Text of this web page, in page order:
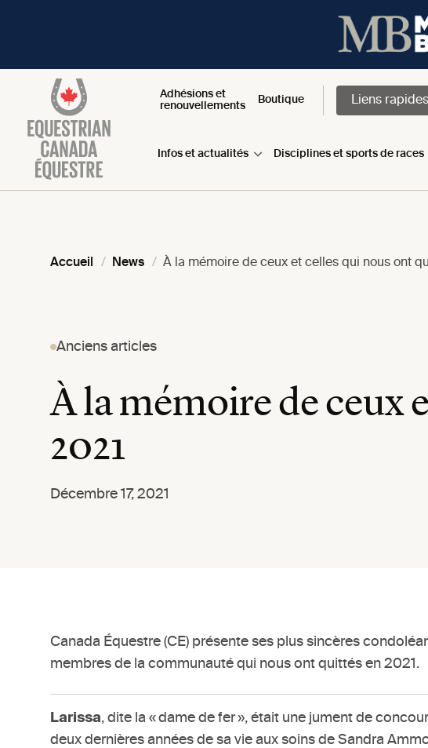
Adhésions et
renouvellements
Boutique Liens rapides
Infos et actualités Disciplines et sports de races
Accueil News À la mémoire de ceux et celles qui nous ont
Anciens articles
À la mémoire de ceux
2021
Décembre 17, 2021
Canada Équestre (CE) présente ses plus sincères
membres de la communauté qui nous ont quittés en 2021.
Larissa, dite la « dame de fer », était une jument de
deux dernières années de sa vie aux soins de Sandra